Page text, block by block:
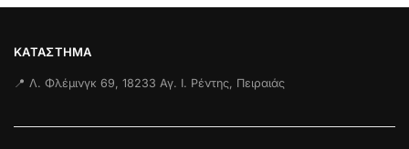
ΚΑΤΆΣΤΗΜΑ
📍 Λ. Φλέμινγκ 69, 18233 Αγ. Ι. Ρέντης, Πειραιάς